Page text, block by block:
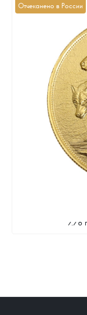
Отчеканено в России
7.78